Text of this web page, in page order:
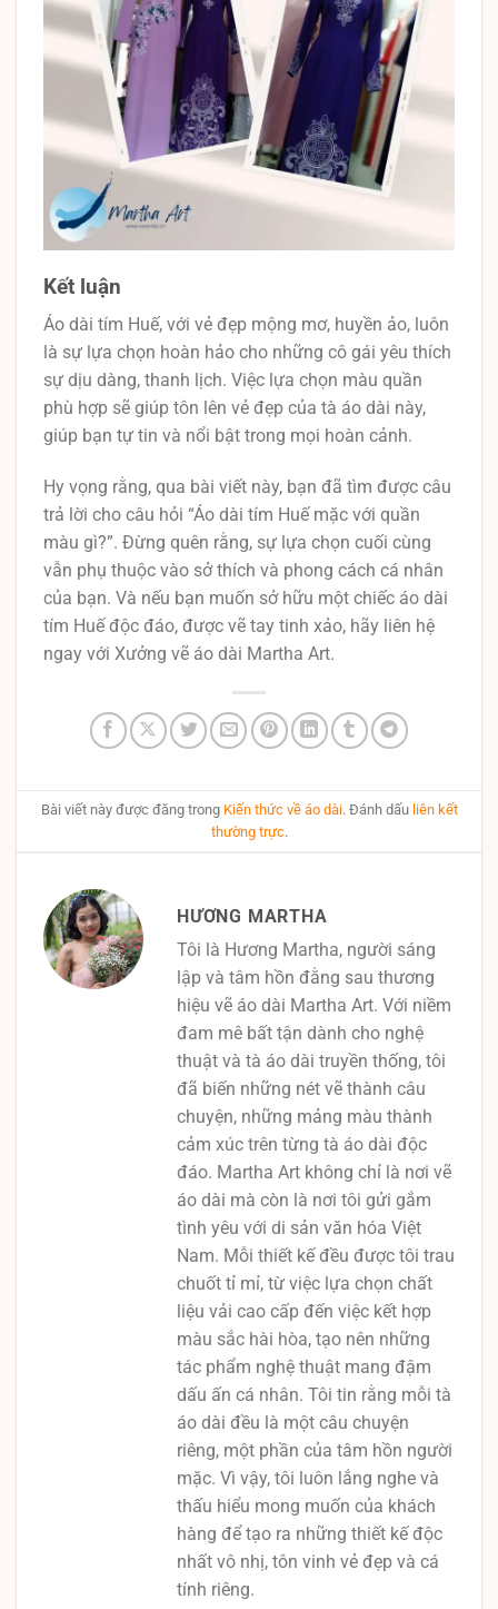
Kết luận
Áo dài tím Huế, với vẻ đẹp mộng mơ, huyền ảo, luôn
là sự lựa chọn hoàn hảo cho những cô gái yêu thích
sự dịu dàng, thanh lịch. Việc lựa chọn màu quần
phù hợp sẽ giúp tôn lên vẻ đẹp của tà áo dài này,
giúp bạn tự tin và nổi bật trong mọi hoàn cảnh.
Hy vọng rằng, qua bài viết này, bạn đã tìm được câu
trả lời cho câu hỏi “Áo dài tím Huế mặc với quần
màu gì?”. Đừng quên rằng, sự lựa chọn cuối cùng
vẫn phụ thuộc vào sở thích và phong cách cá nhân
của bạn. Và nếu bạn muốn sở hữu một chiếc áo dài
tím Huế độc đáo, được vẽ tay tinh xảo, hãy liên hệ
ngay với Xưởng vẽ áo dài Martha Art.
Bài viết này được đăng trong Kiến thức về áo dài. Đánh dấu liên kết
thường trực.
HƯƠNG MARTHA
Tôi là Hương Martha, người sáng
lập và tâm hồn đằng sau thương
hiệu vẽ áo dài Martha Art. Với niềm
đam mê bất tận dành cho nghệ
thuật và tà áo dài truyền thống, tôi
đã biến những nét vẽ thành câu
chuyện, những mảng màu thành
cảm xúc trên từng tà áo dài độc
đáo. Martha Art không chỉ là nơi vẽ
áo dài mà còn là nơi tôi gửi gắm
tình yêu với di sản văn hóa Việt
Nam. Mỗi thiết kế đều được tôi trau
chuốt tỉ mỉ, từ việc lựa chọn chất
liệu vải cao cấp đến việc kết hợp
màu sắc hài hòa, tạo nên những
tác phẩm nghệ thuật mang đậm
dấu ấn cá nhân. Tôi tin rằng mỗi tà
áo dài đều là một câu chuyện
riêng, một phần của tâm hồn người
mặc. Vì vậy, tôi luôn lắng nghe và
thấu hiểu mong muốn của khách
hàng để tạo ra những thiết kế độc
nhất vô nhị, tôn vinh vẻ đẹp và cá
tính riêng.